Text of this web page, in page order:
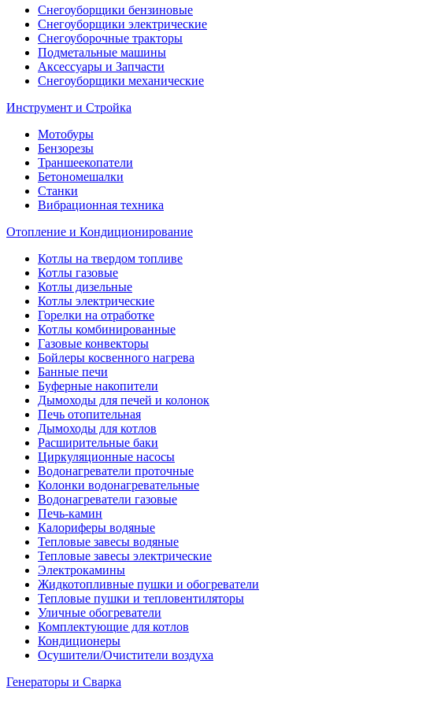
Снегоуборщики бензиновые
Снегоуборщики электрические
Снегоуборочные тракторы
Подметальные машины
Аксессуары и Запчасти
Снегоуборщики механические
Инструмент и Стройка
Мотобуры
Бензорезы
Траншеекопатели
Бетономешалки
Станки
Вибрационная техника
Отопление и Кондиционирование
Котлы на твердом топливе
Котлы газовые
Котлы дизельные
Котлы электрические
Горелки на отработке
Котлы комбинированные
Газовые конвекторы
Бойлеры косвенного нагрева
Банные печи
Буферные накопители
Дымоходы для печей и колонок
Печь отопительная
Дымоходы для котлов
Расширительные баки
Циркуляционные насосы
Водонагреватели проточные
Колонки водонагревательные
Водонагреватели газовые
Печь-камин
Калориферы водяные
Тепловые завесы водяные
Тепловые завесы электрические
Электрокамины
Жидкотопливные пушки и обогреватели
Тепловые пушки и тепловентиляторы
Уличные обогреватели
Комплектующие для котлов
Кондиционеры
Осушители/Очистители воздуха
Генераторы и Сварка